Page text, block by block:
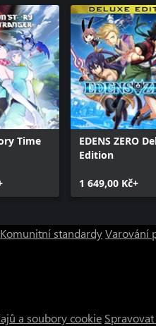
Time
EDENS ZERO
Edition
1 649,00 Kč+
Komunitní standardyVarování
a soubory cookie